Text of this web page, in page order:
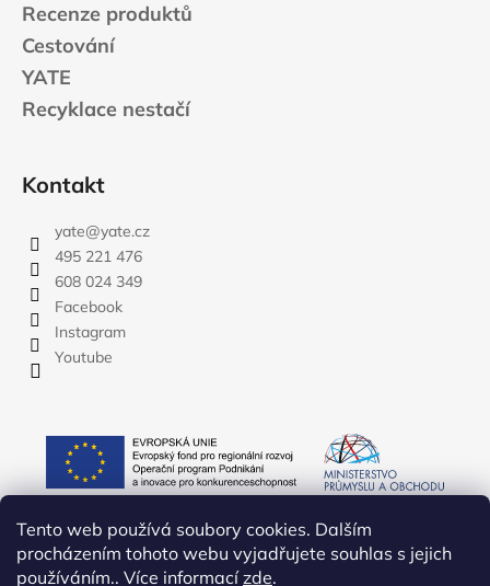
Tento web používá soubory cookies. Dalším
procházením tohoto webu vyjadřujete souhlas s jejich
používáním.. Více informacízde.
Recenze produktů
Cestování
YATE
Recyklace nestačí
Kontakt
yate@yate.cz
495 221 476
608 024 349
Facebook
Instagram
Youtube